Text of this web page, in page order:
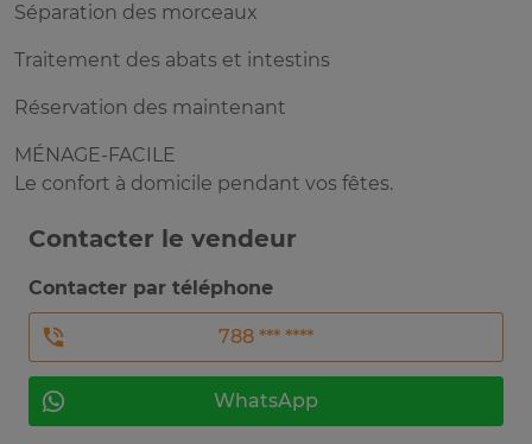
Séparation des morceaux
Traitement des abats et intestins
Réservation des maintenant
MÉNAGE-FACILE
Le confort à domicile pendant vos fêtes.
Contacter le vendeur
Contacter par téléphone
788 *** ****
WhatsApp